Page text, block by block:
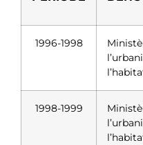
1996-1998
1998-1999